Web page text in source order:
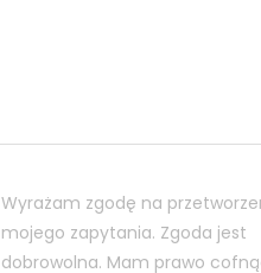
Wyrażam zgodę na
mojego zapytania. Zgoda jest
dobrowolna. Mam prawo